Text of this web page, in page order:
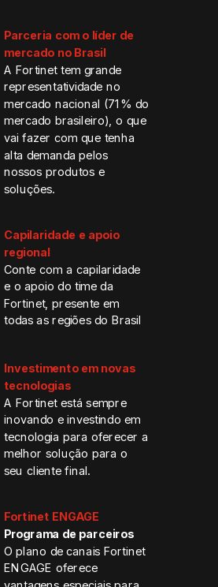
Parceria com o líder de
mercado no Brasil
A Fortinet tem grande
representatividade no
mercado nacional (71% do
mercado brasileiro), o que
vai fazer com que tenha
alta demanda pelos
nossos produtos e
soluções.
Capilaridade e apoio
regional
Conte com a capilaridade
e o apoio do time da
Fortinet, presente em
todas as regiões do Brasil
Investimento em novas
tecnologias
A Fortinet está sempre
inovando e investindo em
tecnologia para oferecer a
melhor solução para o
seu cliente final.
Fortinet ENGAGE
Programa de parceiros
O plano de canais Fortinet
ENGAGE oferece